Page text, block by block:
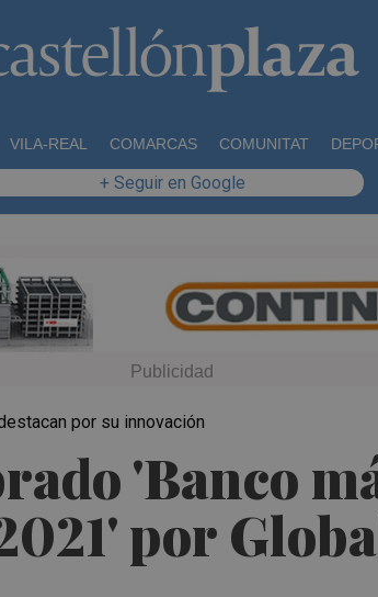
VILA-REAL COMARCAS COMUNITAT
+ Seguir en Google
'Banco
por
por su innovación